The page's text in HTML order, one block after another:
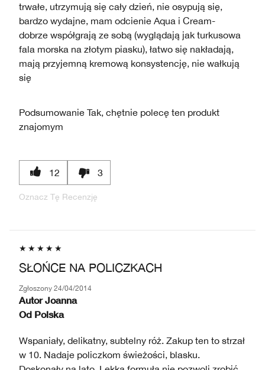
trwałe, utrzymują się cały dzień, nie osypują się,
bardzo wydajne, mam odcienie Aqua i Cream-
dobrze współgrają ze sobą (wyglądają jak turkusowa
fala morska na złotym piasku), łatwo się nakładają,
mają przyjemną kremową konsystencję, nie wałkują
się
Podsumowanie Tak, chętnie polecę ten produkt
znajomym
12 3
Oznacz Tę Recenzję
SŁOŃCE NA POLICZKACH
Zgłoszony 24/04/2014
Autor Joanna
Od Polska
Wspaniały, delikatny, subtelny róż. Zakup ten to strzał
w 10. Nadaje policzkom świeżości, blasku.